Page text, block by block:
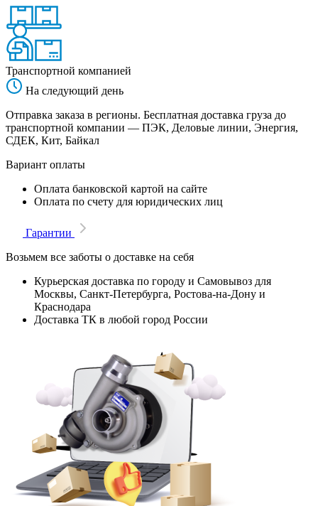
Транспортной компанией
На следующий день
Отправка заказа в регионы. Бесплатная доставка груза до
транспортной компании — ПЭК, Деловые линии, Энергия,
СДЕК, Кит, Байкал
Вариант оплаты
Оплата банковской картой на сайте
Оплата по счету для юридических лиц
Гарантии
Возьмем все заботы о доставке на себя
Курьерская доставка по городу и Самовывоз для
Москвы, Санкт-Петербурга, Ростова-на-Дону и
Краснодара
Доставка ТК в любой город России